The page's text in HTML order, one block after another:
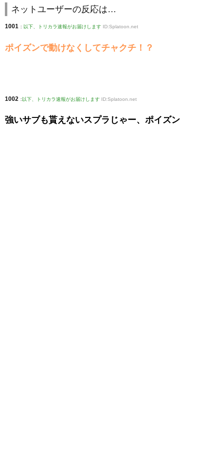
ネットユーザーの反応は…
1001 : 以下、トリカラ速報がお届けします ID:Splatoon.net
ポイズンで動けなくしてチャクチ！？
1002 : 以下、トリカラ速報がお届けします ID:Splatoon.net
強いサブも貰えないスプラじゃー、ポイズン